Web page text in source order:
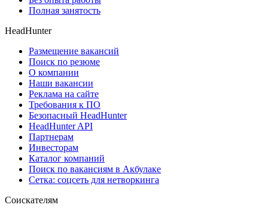
Полная занятость
HeadHunter
Размещение вакансий
Поиск по резюме
О компании
Наши вакансии
Реклама на сайте
Требования к ПО
Безопасный HeadHunter
HeadHunter API
Партнерам
Инвесторам
Каталог компаний
Поиск по вакансиям в Акбулаке
Сетка: соцсеть для нетворкинга
Соискателям